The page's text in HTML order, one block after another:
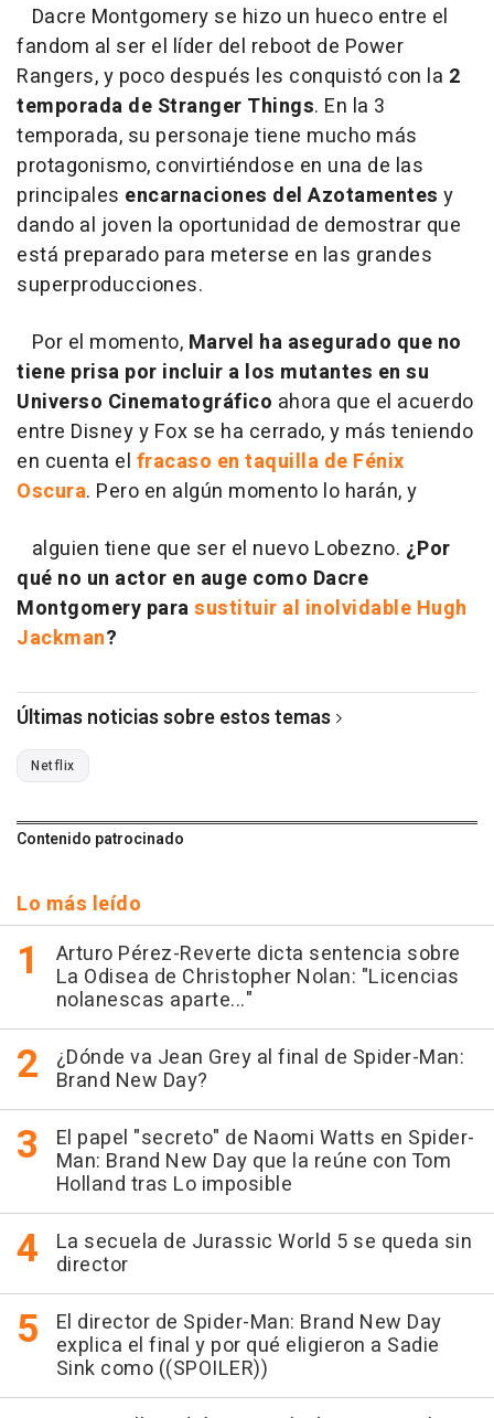
Dacre Montgomery se hizo un hueco entre el
fandom al ser el líder del reboot de Power
Rangers, y poco después les conquistó con la 2
temporada de Stranger Things. En la 3
temporada, su personaje tiene mucho más
protagonismo, convirtiéndose en una de las
principales encarnaciones del Azotamentes y
dando al joven la oportunidad de demostrar que
está preparado para meterse en las grandes
superproducciones.
Por el momento, Marvel ha asegurado que no
tiene prisa por incluir a los mutantes en su
Universo Cinematográfico ahora que el acuerdo
entre Disney y Fox se ha cerrado, y más teniendo
en cuenta el fracaso en taquilla de Fénix
Oscura. Pero en algún momento lo harán, y
alguien tiene que ser el nuevo Lobezno. ¿Por
qué no un actor en auge como Dacre
Montgomery parasustituir al inolvidable Hugh
Jackman?
Últimas noticias sobre estos temas
Netflix
Contenido patrocinado
Lo más leído
Arturo Pérez-Reverte dicta sentencia sobre
La Odisea de Christopher Nolan: "Licencias
nolanescas aparte..."
¿Dónde va Jean Grey al final de Spider-Man:
Brand New Day?
El papel "secreto" de Naomi Watts en Spider-
Man: Brand New Day que la reúne con Tom
Holland tras Lo imposible
La secuela de Jurassic World 5 se queda sin
director
El director de Spider-Man: Brand New Day
explica el final y por qué eligieron a Sadie
Sink como ((SPOILER))